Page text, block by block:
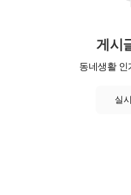
게시
동네생활 인
실